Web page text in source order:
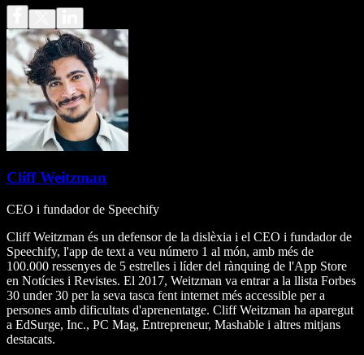
Cliff Weitzman
CEO i fundador de Speechify
Cliff Weitzman és un defensor de la dislèxia i el CEO i fundador de
Speechify, l'app de text a veu número 1 al món, amb més de
100.000 ressenyes de 5 estrelles i líder del rànquing de l'App Store
en Notícies i Revistes. El 2017, Weitzman va entrar a la llista Forbes
30 under 30 per la seva tasca fent internet més accessible per a
persones amb dificultats d'aprenentatge. Cliff Weitzman ha aparegut
a EdSurge, Inc., PC Mag, Entrepreneur, Mashable i altres mitjans
destacats.